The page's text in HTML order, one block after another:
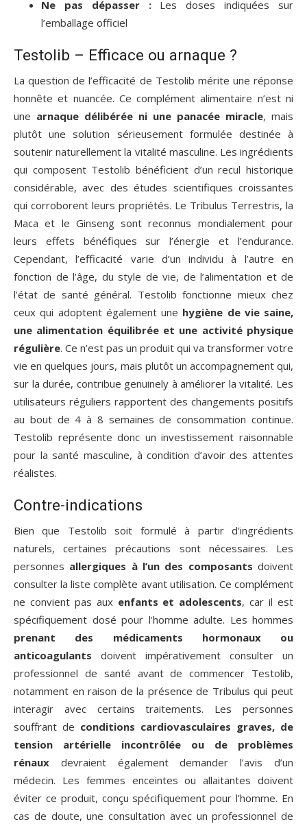
Ne pas dépasser :Les doses indiquées sur
l’emballage officiel
Testolib – Efficace ou arnaque ?
La question de l’efficacité de Testolib mérite une réponse
honnête et nuancée. Ce complément alimentaire n’est ni
une arnaque délibérée ni une panacée miracle, mais
plutôt une solution sérieusement formulée destinée à
soutenir naturellement la vitalité masculine. Les ingrédients
qui composent Testolib bénéficient d’un recul historique
considérable, avec des études scientifiques croissantes
qui corroborent leurs propriétés. Le Tribulus Terrestris, la
Maca et le Ginseng sont reconnus mondialement pour
leurs effets bénéfiques sur l’énergie et l’endurance.
Cependant, l’efficacité varie d’un individu à l’autre en
fonction de l’âge, du style de vie, de l’alimentation et de
l’état de santé général. Testolib fonctionne mieux chez
ceux qui adoptent également une hygiène de vie saine,
une alimentation équilibrée et une activité physique
régulière. Ce n’est pas un produit qui va transformer votre
vie en quelques jours, mais plutôt un accompagnement qui,
sur la durée, contribue genuinely à améliorer la vitalité. Les
utilisateurs réguliers rapportent des changements positifs
au bout de 4 à 8 semaines de consommation continue.
Testolib représente donc un investissement raisonnable
pour la santé masculine, à condition d’avoir des attentes
réalistes.
Contre-indications
Bien que Testolib soit formulé à partir d’ingrédients
naturels, certaines précautions sont nécessaires. Les
personnes allergiques à l’un des composants doivent
consulter la liste complète avant utilisation. Ce complément
ne convient pas aux enfants et adolescents, car il est
spécifiquement dosé pour l’homme adulte. Les hommes
prenant des médicaments hormonaux ou
anticoagulants doivent impérativement consulter un
professionnel de santé avant de commencer Testolib,
notamment en raison de la présence de Tribulus qui peut
interagir avec certains traitements. Les personnes
souffrant de conditions cardiovasculaires graves, de
tension artérielle incontrôlée ou de problèmes
rénaux devraient également demander l’avis d’un
médecin. Les femmes enceintes ou allaitantes doivent
éviter ce produit, conçu spécifiquement pour l’homme. En
cas de doute, une consultation avec un professionnel de